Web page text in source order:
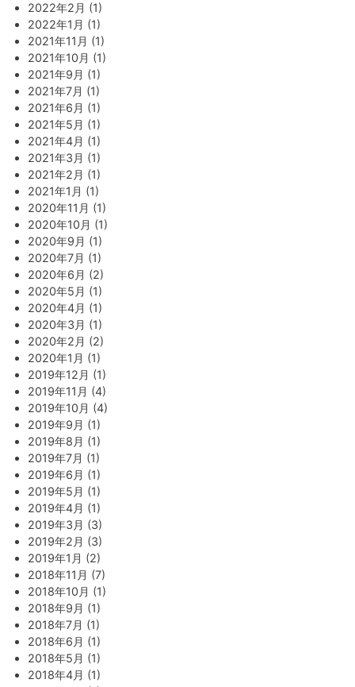
2022年2月 (1)
2022年1月 (1)
2021年11月 (1)
2021年10月 (1)
2021年9月 (1)
2021年7月 (1)
2021年6月 (1)
2021年5月 (1)
2021年4月 (1)
2021年3月 (1)
2021年2月 (1)
2021年1月 (1)
2020年11月 (1)
2020年10月 (1)
2020年9月 (1)
2020年7月 (1)
2020年6月 (2)
2020年5月 (1)
2020年4月 (1)
2020年3月 (1)
2020年2月 (2)
2020年1月 (1)
2019年12月 (1)
2019年11月 (4)
2019年10月 (4)
2019年9月 (1)
2019年8月 (1)
2019年7月 (1)
2019年6月 (1)
2019年5月 (1)
2019年4月 (1)
2019年3月 (3)
2019年2月 (3)
2019年1月 (2)
2018年11月 (7)
2018年10月 (1)
2018年9月 (1)
2018年7月 (1)
2018年6月 (1)
2018年5月 (1)
2018年4月 (1)